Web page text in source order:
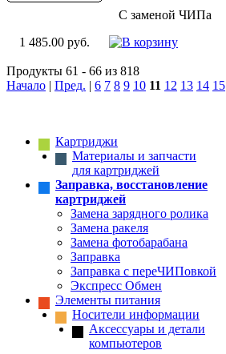
С заменой ЧИПа
1 485.00 руб.
Продукты 61 - 66 из 818
Начало | Пред. | 6 7 8 9 10 11 12 13 14 15
Картриджи
Материалы и запчасти
для картриджей
Заправка, восстановление
картриджей
Замена зарядного ролика
Замена ракеля
Замена фотобарабана
Заправка
Заправка с переЧИПовкой
Экспресс Обмен
Элементы питания
Носители информации
Аксессуары и детали
компьютеров